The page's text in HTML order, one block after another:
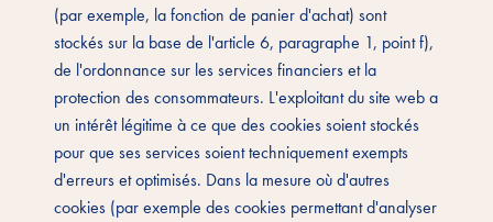
(par exemple, la fonction de panier d'achat) sont
stockés sur la base de l'article 6, paragraphe 1, point f),
de l'ordonnance sur les services financiers et la
protection des consommateurs. L'exploitant du site web a
un intérêt légitime à ce que des cookies soient stockés
pour que ses services soient techniquement exempts
d'erreurs et optimisés. Dans la mesure où d'autres
cookies (par exemple des cookies permettant d'analyser